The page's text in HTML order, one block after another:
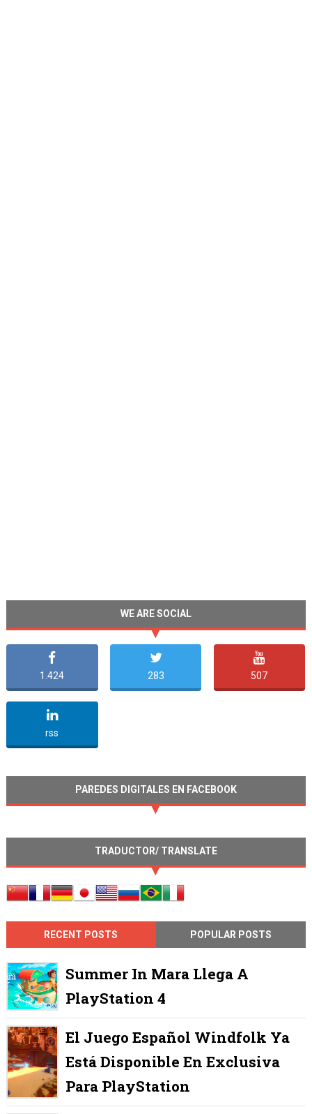
WE ARE SOCIAL
1.424 283 507
rss
PAREDES DIGITALES EN FACEBOOK
TRADUCTOR/ TRANSLATE
RECENT POSTS POPULAR POSTS
Summer In Mara Llega A
PlayStation 4
El Juego Español Windfolk Ya
Está Disponible En Exclusiva
Para PlayStation